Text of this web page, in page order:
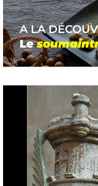
A LA
Le